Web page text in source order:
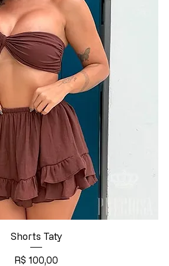
Shorts Taty
Preço
R$ 100,00